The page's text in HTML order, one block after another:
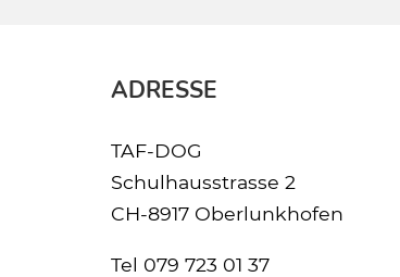
ADRESSE
TAF-DOG
Schulhausstrasse 2
CH-8917 Oberlunkhofen
Tel 079 723 01 37